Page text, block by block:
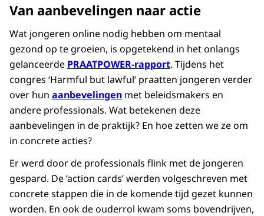
Van aanbevelingen naar actie
Wat jongeren online nodig hebben om mentaal
gezond op te groeien, is opgetekend in het onlangs
gelanceerde PRAATPOWER-rapport. Tijdens het
congres ‘Harmful but lawful’ praatten jongeren verder
over hun aanbevelingen met beleidsmakers en
andere professionals. Wat betekenen deze
aanbevelingen in de praktijk? En hoe zetten we ze om
in concrete acties?
Er werd door de professionals flink met de jongeren
gespard. De ‘action cards’ werden volgeschreven met
concrete stappen die in de komende tijd gezet kunnen
worden. En ook de ouderrol kwam soms bovendrijven,